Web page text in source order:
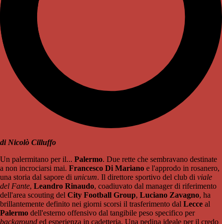
di Nicolò Cilluffo
Un palermitano per il... Palermo. Due rette che sembravano destinate
a non incrociarsi mai. Francesco Di Mariano e l'approdo in rosanero,
una storia dal sapore di unicum. Il direttore sportivo del club di viale
del Fante, Leandro Rinaudo, coadiuvato dal manager di riferimento
dell'area scouting del City Football Group, Luciano Zavagno, ha
brillantemente definito nei giorni scorsi il trasferimento dal Lecce al
Palermo dell'esterno offensivo dal tangibile peso specifico per
background ed esperienza in cadetteria. Una pedina ideale per il credo